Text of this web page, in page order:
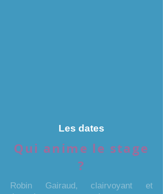
Les dates
Qui anime le stage
?
Robin Gairaud, clairvoyant et